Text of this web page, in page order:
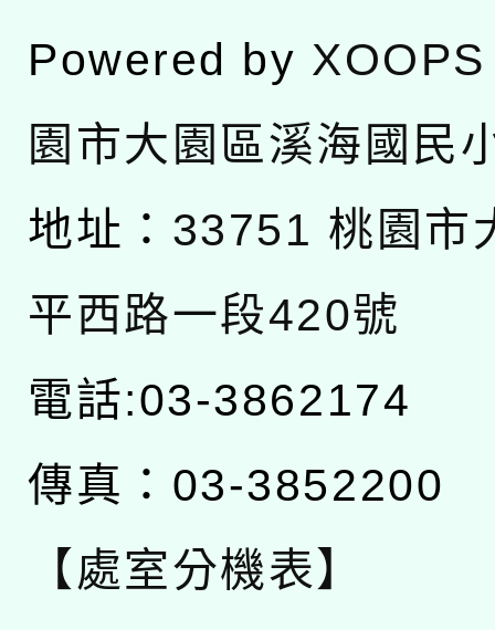
Powered by XOOPS
園市大園區溪海國民
地址： 33751 桃園市
平西路一段420號
電話:03-3862174
傳真：03-3852200
【處室分機表】